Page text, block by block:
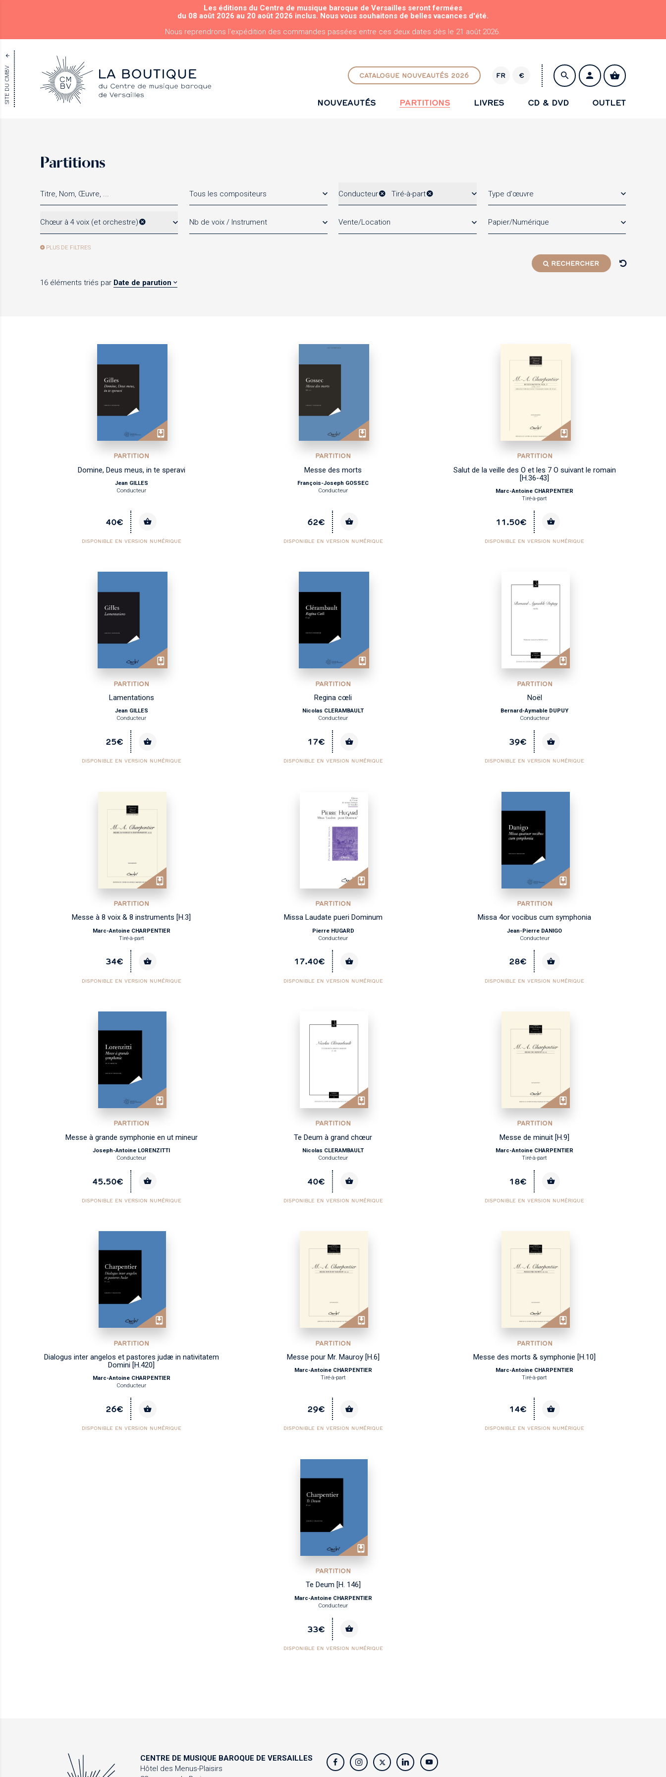
ALLER AU CONTENU PRINCIPAL
Les éditions du Centre de musique baroque de Versailles seront fermées
du 08 août 2026 au 20 août 2026 inclus. Nous vous souhaitons de belles vacances d'été.
Nous reprendrons l'expédition des commandes passées entre ces deux dates dès le 21 août 2026.
SITE DU CMBV CATALOGUE NOUVEAUTÉS 2026 FR
R
€
NOUVEAUTÉS PARTITIONS LIVRES CD & DVD OUTLET
Partitions
Tous les compositeurs Conducteur Tiré-à-part Type d'œuvre
Chœur à 4 voix (et orchestre) Nb de voix / Instrument Vente/Location Papier/Numérique
PLUS DE FILTRES
RECHERCHER
16 éléments triés par Date de parution
PARTITION
Domine, Deus meus, in te speravi
Jean GILLES
Conducteur
40€
DISPONIBLE EN VERSION NUMÉRIQUE
PARTITION
Messe des morts
François-Joseph GOSSEC
Conducteur
62€
DISPONIBLE EN VERSION NUMÉRIQUE
PARTITION
Salut de la veille des O et les 7 O suivant le romain
[H.36-43]
Marc-Antoine CHARPENTIER
Tiré-à-part
11.50€
DISPONIBLE EN VERSION NUMÉRIQUE
PARTITION
Lamentations
Jean GILLES
Conducteur
25€
DISPONIBLE EN VERSION NUMÉRIQUE
PARTITION
Regina cœli
Nicolas CLERAMBAULT
Conducteur
17€
DISPONIBLE EN VERSION NUMÉRIQUE
PARTITION
Noël
Bernard-Aymable DUPUY
Conducteur
39€
DISPONIBLE EN VERSION NUMÉRIQUE
PARTITION
Messe à 8 voix & 8 instruments [H.3]
Marc-Antoine CHARPENTIER
Tiré-à-part
34€
DISPONIBLE EN VERSION NUMÉRIQUE
PARTITION
Missa Laudate pueri Dominum
Pierre HUGARD
Conducteur
17.40€
DISPONIBLE EN VERSION NUMÉRIQUE
PARTITION
Missa 4or vocibus cum symphonia
Jean-Pierre DANIGO
Conducteur
28€
DISPONIBLE EN VERSION NUMÉRIQUE
PARTITION
Messe à grande symphonie en ut mineur
Joseph-Antoine LORENZITTI
Conducteur
45.50€
DISPONIBLE EN VERSION NUMÉRIQUE
PARTITION
Te Deum à grand chœur
Nicolas CLERAMBAULT
Conducteur
40€
DISPONIBLE EN VERSION NUMÉRIQUE
PARTITION
Messe de minuit [H.9]
Marc-Antoine CHARPENTIER
Tiré-à-part
18€
DISPONIBLE EN VERSION NUMÉRIQUE
PARTITION
Dialogus inter angelos et pastores judæ in nativitatem
Domini [H.420]
Marc-Antoine CHARPENTIER
Conducteur
26€
DISPONIBLE EN VERSION NUMÉRIQUE
PARTITION
Messe pour Mr. Mauroy [H.6]
Marc-Antoine CHARPENTIER
Tiré-à-part
29€
DISPONIBLE EN VERSION NUMÉRIQUE
PARTITION
Messe des morts & symphonie [H.10]
Marc-Antoine CHARPENTIER
Tiré-à-part
14€
DISPONIBLE EN VERSION NUMÉRIQUE
PARTITION
Te Deum [H. 146]
Marc-Antoine CHARPENTIER
Conducteur
33€
DISPONIBLE EN VERSION NUMÉRIQUE
CENTRE DE MUSIQUE BAROQUE DE VERSAILLES
Hôtel des Menus-Plaisirs